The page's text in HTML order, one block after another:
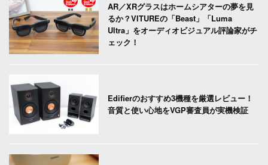
AR／XRグラスはホームシアターの夢を見
るか？VITUREの「Beast」「Luma
Ultra」をオーディオビジュアル評論家がチ
ェック！
Edifierのおすすめ3機種を厳選レビュー！
音質と使い心地をVGP審査員が実機検証